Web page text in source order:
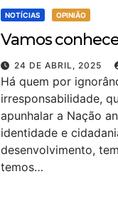
NOTÍCIAS OPINIÃO
Vamos
24 DE ABRIL, 2025
Há quem por
irresponsabilidade,
apunhalar a Nação
identidade e
desenvolvimento,
temos…